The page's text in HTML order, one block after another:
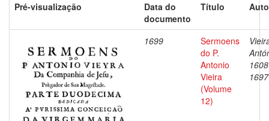
Pré-visualização
Data do
documento
Título
1699
Sermoens
do P.
Antonio
Vieira
(Volume
12)
1697